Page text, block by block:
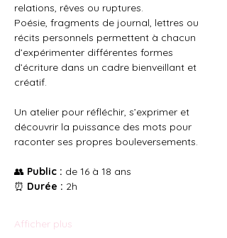
relations, rêves ou ruptures.
Poésie, fragments de journal, lettres ou
récits personnels permettent à chacun
d’expérimenter différentes formes
d’écriture dans un cadre bienveillant et
créatif.
Un atelier pour réfléchir, s’exprimer et
découvrir la puissance des mots pour
raconter ses propres bouleversements.
👥 Public : de 16 à 18 ans
⏰ Durée : 2h
Afficher plus